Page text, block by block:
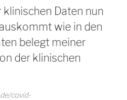
klinischen Daten nun
wie in den
belegt meiner
der klinischen
covid-